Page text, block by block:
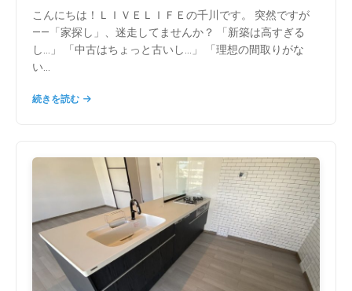
こんにちは！ＬＩＶＥＬＩＦＥの千川です。 突然ですが
――「家探し」、迷走してませんか？ 「新築は高すぎる
し…」 「中古はちょっと古いし…」 「理想の間取りがな
い...
続きを読む